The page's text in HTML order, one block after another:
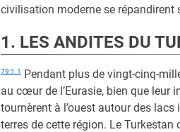
civilisation moderne se répandirent
1. LES ANDITES DU
79:1.1 Pendant plus de vingt-cinq-
au cœur de l’Eurasie, bien que leur
tournèrent à l’ouest autour des lacs
terres de cette région. Le Turkestan